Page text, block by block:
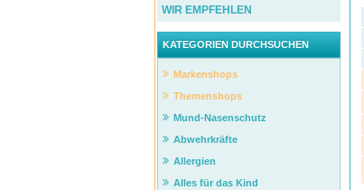
WIR EMPFEHLEN
KATEGORIEN DURCHSUCHEN
Markenshops
Themenshops
Mund-Nasenschutz
Abwehrkräfte
Allergien
Alles für das Kind